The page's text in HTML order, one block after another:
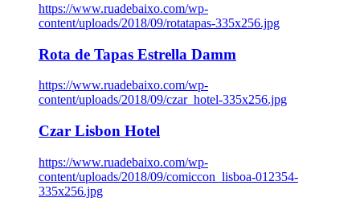
https://www.ruadebaixo.com/wp-
content/uploads/2018/09/rotatapas-335x256.jpg
Rota de Tapas Estrella Damm
https://www.ruadebaixo.com/wp-
content/uploads/2018/09/czar_hotel-335x256.jpg
Czar Lisbon Hotel
https://www.ruadebaixo.com/wp-
content/uploads/2018/09/comiccon_lisboa-012354-
335x256.jpg